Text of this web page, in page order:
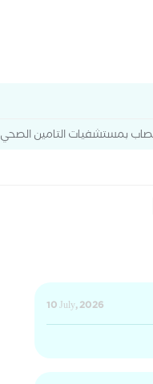
بمستشفيات التامين الصحي
10 July, 2026